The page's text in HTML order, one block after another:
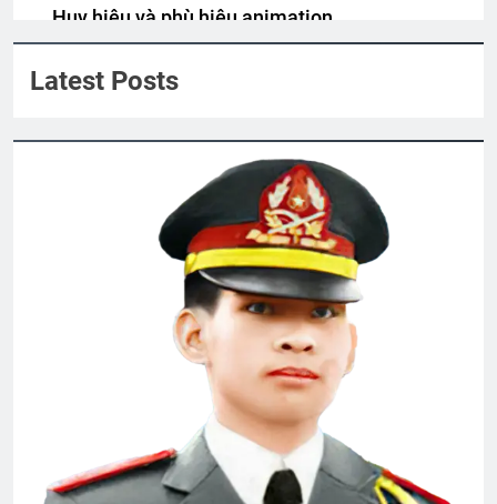
2 Years Ago
Tâm thư Tổng Hội Trưởng
2 Years Ago
TRONG THUYỀN ĐÊM MƯA (Bạch Cư
Dị)
3 Years Ago
Vọng gác đêm sương
2 Years Ago
Huy hiệu và phù hiệu animation
Latest Posts